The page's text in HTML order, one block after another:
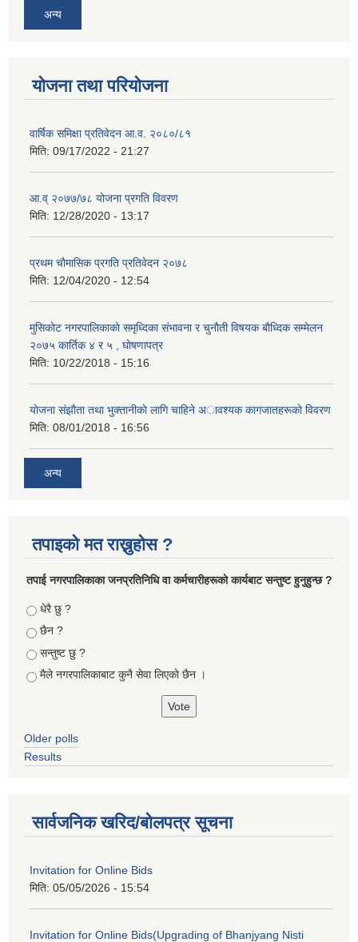
अन्य
योजना तथा परियोजना
वार्षिक समिक्षा प्रतिवेदन आ.व. २०८०/८१
मिति: 09/17/2022 - 21:27
आ.व् २०७७/७८ योजना प्रगति विवरण
मिति: 12/28/2020 - 13:17
प्रथम चाैमासिक प्रगति प्रतिवेदन २०७८
मिति: 12/04/2020 - 12:54
मुसिकाेट नगरपालिकाकाे समृध्दिका संभावना र चुनाैती विषयक बाैध्दिक सम्मेलन
२०७५ कार्तिक ४ र ५ , घाेषणापत्र
मिति: 10/22/2018 - 15:16
याेजना संझाैता तथा भुक्तानीकाे लागि चाहिने अावश्यक कागजातहरूकाे विवरण
मिति: 08/01/2018 - 16:56
अन्य
तपाइको मत राख्नुहोस ?
तपा‌ई नगरपालिकाका जनप्रतिनिधि वा कर्मचारीहरूकाे कार्यबाट सन्तुष्ट हुनुहुन्छ ?
Choices
धेरै छु ?
छैन ?
सन्तुष्ट छु ?
मैले नगरपालिकाबाट कुनै सेवा लिएकाे छैन ।
Older polls
Results
सार्वजनिक खरिद/बोलपत्र सूचना
Invitation for Online Bids
मिति: 05/05/2026 - 15:54
Invitation for Online Bids(Upgrading of Bhanjyang Nisti